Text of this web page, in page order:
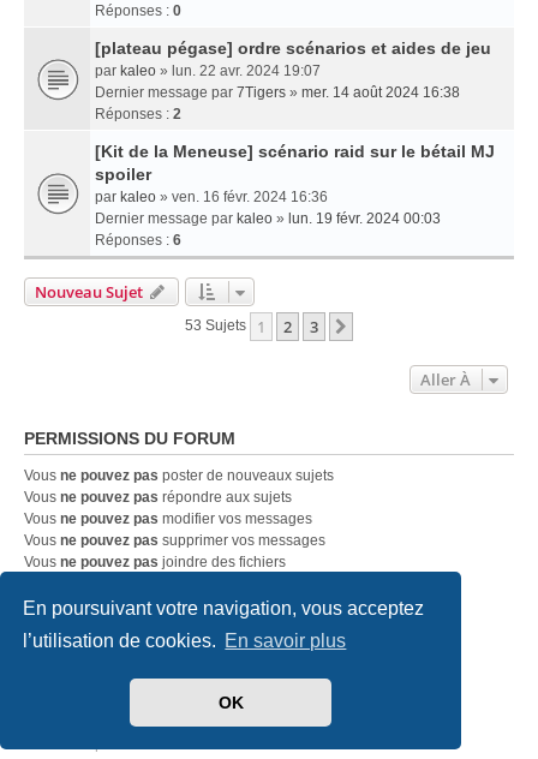
En poursuivant votre navigation, vous acceptez
l’utilisation de cookies. En savoir plus
OK
Réponses : 0
[plateau pégase] ordre scénarios et aides de jeu
par kaleo » lun. 22 avr. 2024 19:07
Dernier message par 7Tigers » mer. 14 août 2024 16:38
Réponses : 2
[Kit de la Meneuse] scénario raid sur le bétail MJ
spoiler
par kaleo » ven. 16 févr. 2024 16:36
Dernier message par kaleo » lun. 19 févr. 2024 00:03
Réponses : 6
Nouveau Sujet
53 Sujets 1 2 3
Aller À
PERMISSIONS DU FORUM
Vous ne pouvez pas poster de nouveaux sujets
Vous ne pouvez pas répondre aux sujets
Vous ne pouvez pas modifier vos messages
Vous ne pouvez pas supprimer vos messages
Vous ne pouvez pas joindre des fichiers
Accueil Index du forum Nous contacter
phpBB® Forum Software © phpBB Limited
created by INVENTEA & v12mike